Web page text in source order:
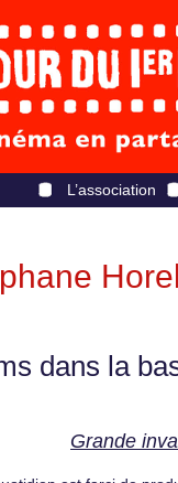
L’association
Horel
dans la
Grande